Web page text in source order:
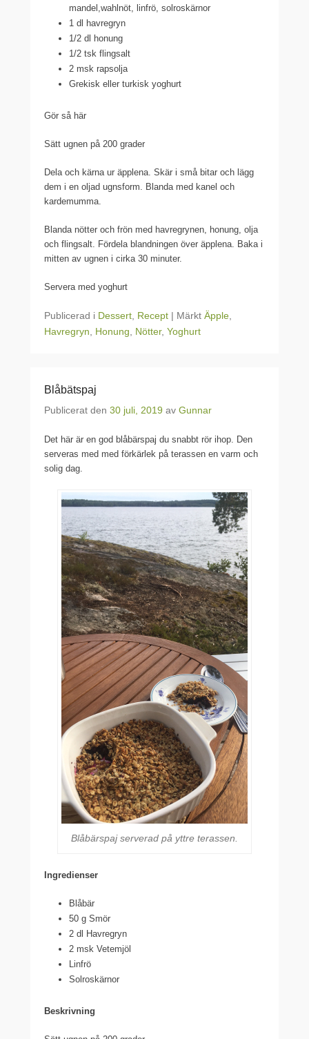
mandel,wahlnöt, linfrö, solroskärnor
1 dl havregryn
1/2 dl honung
1/2 tsk flingsalt
2 msk rapsolja
Grekisk eller turkisk yoghurt
Gör så här
Sätt ugnen på 200 grader
Dela och kärna ur äpplena. Skär i små bitar och lägg
dem i en oljad ugnsform. Blanda med kanel och
kardemumma.
Blanda nötter och frön med havregrynen, honung, olja
och flingsalt. Fördela blandningen över äpplena. Baka i
mitten av ugnen i cirka 30 minuter.
Servera med yoghurt
Publicerad i Dessert Recept | Märkt Äpple
Havregryn
Honung Nötter, Yoghurt
Blåbätspaj
Publicerat den 30 juli, 2019 av Gunnar
Det här är en god blåbärspaj du snabbt rör ihop. Den
serveras med med förkärlek på terassen en varm och
solig dag.
Blåbärspaj serverad på yttre terassen.
Ingredienser
Blåbär
50 g Smör
2 dl Havregryn
2 msk Vetemjöl
Linfrö
Solroskärnor
Beskrivning